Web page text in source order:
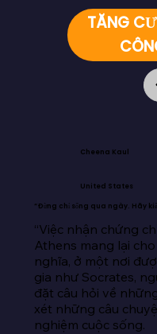
TĂNG
Cheena Kaul
United States
“Đừng chỉ sống qua ngày. Hãy
“Việc nhận chứng
Athens mang lại
nghĩa, ở một nơi
gia như Socrates,
đặt câu hỏi về
xét những câu
nghiệm cuộc sống.